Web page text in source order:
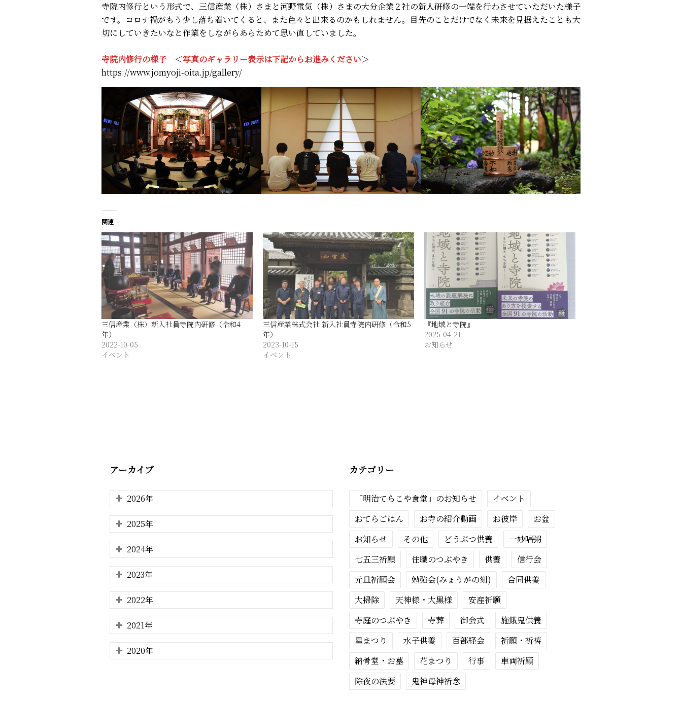
寺院内修行という形式で、三信産業（株）さまと河野電気（株）さまの大分企業２社の新人研修の一端を行わさせていただいた様子
です。コロナ禍がもう少し落ち着いてくると、また色々と出来るのかもしれません。目先のことだけでなく未来を見据えたことも大
切にしていきたいなと作業をしながらあらためて思い直していました。
寺院内修行の様子＜写真のギャラリー表示は下記からお進みください＞
https://www.jomyoji-oita.jp/gallery/
関連
三信産業（株）新入社員寺院内研修（令和4
年）
2022-10-05
イベント
三信産業株式会社 新入社員寺院内研修（令和5
年）
2023-10-15
イベント
『地域と寺院』
2025-04-21
お知らせ
アーカイブ
2026年
2025年
2024年
2023年
2022年
2021年
2020年
カテゴリー
「明治てらこや食堂」のお知らせ
イベント
おてらごはん
お寺の紹介動画 お彼岸
お盆
お知らせ
その他 どうぶつ供養
一妙唱粥
七五三祈願
住職のつぶやき 供養
信行会
元旦祈願会
勉強会(みょうがの刻)
合同供養
大掃除
天神様・大黒様
安産祈願
寺庭のつぶやき
寺葬 御会式
施餓鬼供養
星まつり
水子供養 百部経会
祈願・祈祷
納骨堂・お墓
花まつり 行事
車両祈願
除夜の法要
鬼神母神祈念